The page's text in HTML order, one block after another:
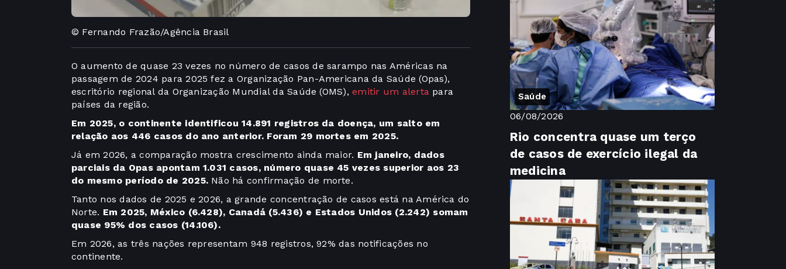
© Fernando Frazão/Agência Brasil
O aumento de quase 23 vezes no número de casos de sarampo nas Américas na
passagem de 2024 para 2025 fez a Organização Pan-Americana da Saúde (Opas),
escritório regional da Organização Mundial da Saúde (OMS),emitir um alerta para
países da região.
Em 2025, o continente identificou 14.891 registros da doença, um salto em
relação aos 446 casos do ano anterior. Foram 29 mortes em 2025.
Já em 2026, a comparação mostra crescimento ainda maior. Em janeiro, dados
parciais da Opas apontam 1.031 casos, número quase 45 vezes superior aos 23
do mesmo período de 2025. Não há confirmação de morte.
Tanto nos dados de 2025 e 2026, a grande concentração de casos está na América do
Norte. Em 2025, México (6.428), Canadá (5.436) e Estados Unidos (2.242) somam
quase 95% dos casos (14.106).
Em 2026, as três nações representam 948 registros, 92% das notificações no
continente.
Saúde
06/08/2026
Rio concentra quase um terço
de casos de exercício ilegal da
medicina